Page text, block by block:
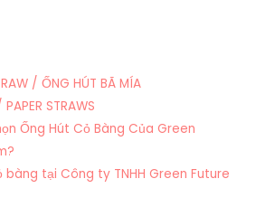
/ ỐNG HÚT BÃ MÍA
STRAWS
Ống Hút Cỏ Bàng Của Green
bàng tại Công ty TNHH Green Future